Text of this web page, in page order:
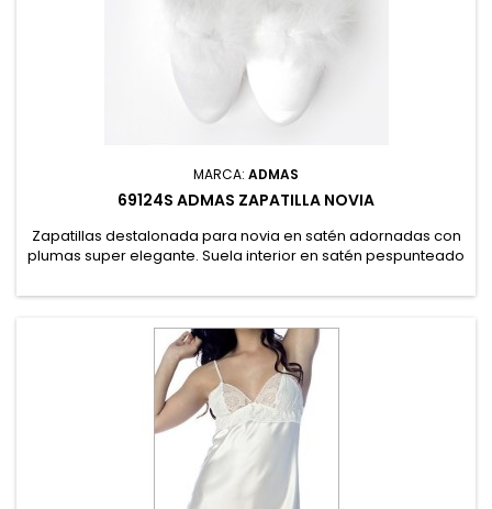
MARCA: ADMAS
69124S ADMAS ZAPATILLA NOVIA
Zapatillas destalonada para novia en satén adornadas con
plumas super elegante. Suela interior en satén pespunteado
especial. 100% Poliéster